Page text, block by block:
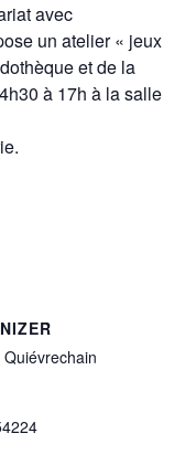
avec
un atelier « jeux
et de la
à 17h à la salle